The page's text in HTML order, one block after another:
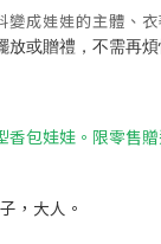
成娃娃的主體、衣
或贈禮，不需再煩
香包娃娃。限零售贈
，大人。